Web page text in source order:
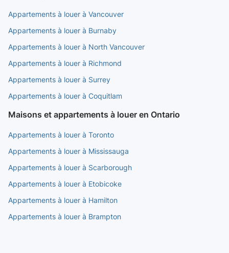
Appartements à louer à Vancouver
Appartements à louer à Burnaby
Appartements à louer à North Vancouver
Appartements à louer à Richmond
Appartements à louer à Surrey
Appartements à louer à Coquitlam
Maisons et appartements à louer en Ontario
Appartements à louer à Toronto
Appartements à louer à Mississauga
Appartements à louer à Scarborough
Appartements à louer à Etobicoke
Appartements à louer à Hamilton
Appartements à louer à Brampton